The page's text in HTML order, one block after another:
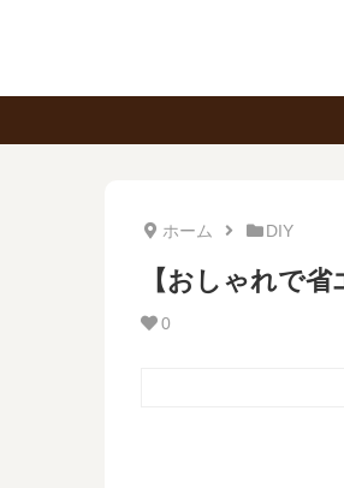
ホーム DIY
【おしゃれで
0